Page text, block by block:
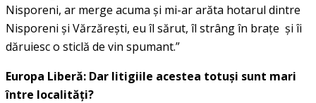
Nisporeni, ar merge acuma şi mi-ar arăta hotarul dintre
Nisporeni şi Vărzăreşti, eu îl sărut, îl strâng în braţe şi îi
dăruiesc o sticlă de vin spumant.”
Europa Liberă: Dar litigiile acestea totuşi sunt mari
între localităţi?